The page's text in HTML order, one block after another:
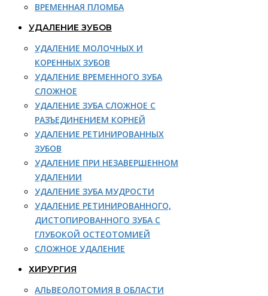
ВРЕМЕННАЯ ПЛОМБА
УДАЛЕНИЕ ЗУБОВ
УДАЛЕНИЕ МОЛОЧНЫХ И
КОРЕННЫХ ЗУБОВ
УДАЛЕНИЕ ВРЕМЕННОГО ЗУБА
СЛОЖНОЕ
УДАЛЕНИЕ ЗУБА СЛОЖНОЕ С
РАЗЪЕДИНЕНИЕМ КОРНЕЙ
УДАЛЕНИЕ РЕТИНИРОВАННЫХ
ЗУБОВ
УДАЛЕНИЕ ПРИ НЕЗАВЕРШЕННОМ
УДАЛЕНИИ
УДАЛЕНИЕ ЗУБА МУДРОСТИ
УДАЛЕНИЕ РЕТИНИРОВАННОГО,
ДИСТОПИРОВАННОГО ЗУБА С
ГЛУБОКОЙ ОСТЕОТОМИЕЙ
СЛОЖНОЕ УДАЛЕНИЕ
ХИРУРГИЯ
АЛЬВЕОЛОТОМИЯ В ОБЛАСТИ